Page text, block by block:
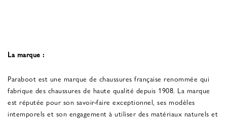
La marque :
Paraboot est une marque de chaussures française renommée qui
fabrique des chaussures de haute qualité depuis 1908. La marque
est réputée pour son savoir-faire exceptionnel, ses modèles
intemporels et son engagement à utiliser des matériaux naturels et